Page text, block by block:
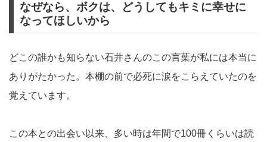
なぜなら、ボクは、どうしてもキミに幸せに
なってほしいから
どこの誰かも知らない石井さんのこの言葉が私には本当に
ありがたかった。本棚の前で必死に涙をこらえていたのを
覚えています。
この本との出会い以来、多い時は年間で100冊くらいは読